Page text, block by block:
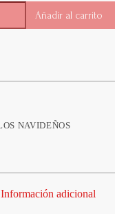
Añadir al carrito
NAVIDEÑOS
Información adicional